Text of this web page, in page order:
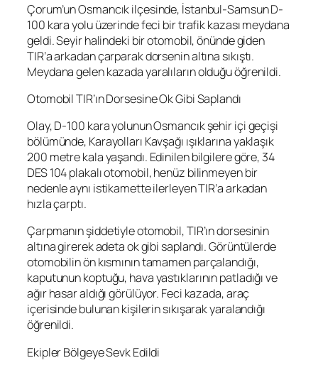
Çorum’un Osmancık ilçesinde, İstanbul-Samsun D-
100 kara yolu üzerinde feci bir trafik kazası meydana
geldi. Seyir halindeki bir otomobil, önünde giden
TIR’a arkadan çarparak dorsenin altına sıkıştı.
Meydana gelen kazada yaralıların olduğu öğrenildi.
Otomobil TIR’ın Dorsesine Ok Gibi Saplandı
Olay, D-100 kara yolunun Osmancık şehir içi geçişi
bölümünde, Karayolları Kavşağı ışıklarına yaklaşık
200 metre kala yaşandı. Edinilen bilgilere göre, 34
DES 104 plakalı otomobil, henüz bilinmeyen bir
nedenle aynı istikamette ilerleyen TIR’a arkadan
hızla çarptı.
Çarpmanın şiddetiyle otomobil, TIR’ın dorsesinin
altına girerek adeta ok gibi saplandı. Görüntülerde
otomobilin ön kısmının tamamen parçalandığı,
kaputunun koptuğu, hava yastıklarının patladığı ve
ağır hasar aldığı görülüyor. Feci kazada, araç
içerisinde bulunan kişilerin sıkışarak yaralandığı
öğrenildi.
Ekipler Bölgeye Sevk Edildi